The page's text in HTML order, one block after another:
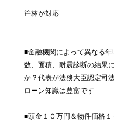
笹林が対応
■金融機関によって異なる
数、面積、耐震診断の結果
か？代表が法務大臣認定司
ローン知識は豊富です
■頭金１０万円＆物件価格